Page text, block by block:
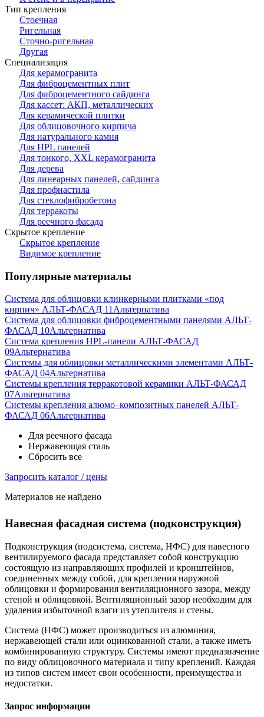
Тип крепления
Стоечная
Ригельная
Сточно-ригельная
Другая
Специализация
Для керамогранита
Для фиброцементных плит
Для фиброцементного сайдинга
Для кассет: АКП, металлических
Для керамической плитки
Для облицовочного кирпича
Для натурального камня
Для HPL панелей
Для тонкого, XXL керамогранита
Для дерева
Для линеарных панелей, сайдинга
Для профнастила
Для стеклофибробетона
Для терракоты
Для реечного фасада
Скрытое крепление
Скрытое крепление
Видимое крепление
Популярные материалы
Система для облицовки клинкерными плитками «под
кирпич» АЛЬТ-ФАСАД 11 Альтернатива
Система для облицовки фиброцементными панелями АЛЬТ-
ФАСАД 10Альтернатива
Система крепления HPL-панели АЛЬТ-ФАСАД
09Альтернатива
Системы для облицовки металлическими элементами АЛЬТ-
ФАСАД 04Альтернатива
Системы крепления терракотовой керамики АЛЬТ-ФАСАД
07Альтернатива
Cистемы крепления алюмо–композитных панелей АЛЬТ-
ФАСАД 06Альтернатива
Для реечного фасада
Нержавеющая сталь
Сбросить все
Запросить каталог / цены
Материалов не найдено
Навесная фасадная система (подконструкция)
Подконструкция (подсистема, система, НФС) для навесного
вентилируемого фасада представляет собой конструкцию
состоящую из направляющих профилей и кронштейнов,
соединенных между собой, для крепления наружной
облицовки и формирования вентиляционного зазора, между
стеной и облицовкой. Вентиляционный зазор необходим для
удаления избыточной влаги из утеплителя и стены.
Система (НФС) может производиться из алюминия,
нержавеющей стали или оцинкованной стали, а также иметь
комбинированную структуру. Системы имеют предназначение
по виду облицовочного материала и типу креплений. Каждая
из типов систем имеет свои особенности, преимущества и
недостатки.
Запрос информации